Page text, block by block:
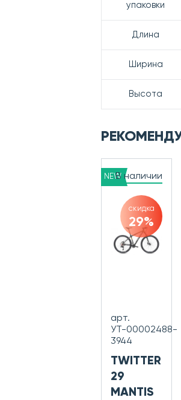
упаковки
Длина
Ширина
Высота
NEWВ наличии
скидка
29%
арт.
УТ-00002488-
3944
TWITTER
29
MANTIS